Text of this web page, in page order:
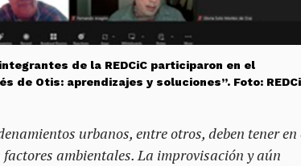
de la REDCiC participaron en el
de Otis: aprendizajes y soluciones”. Foto:
urbanos, entre otros, deben tener en
ambientales. La improvisación y aún